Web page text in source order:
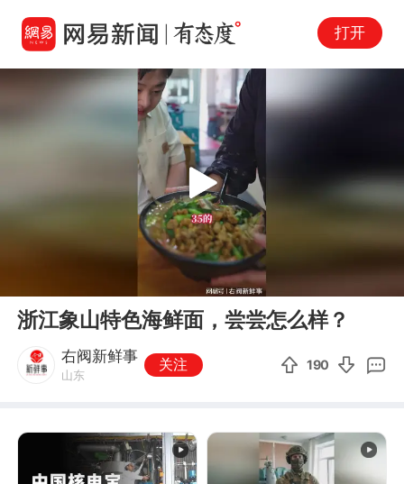
打开
Play
浙江象山特色海鲜面，尝尝怎么样？
右阀新鲜事
山东
关注 190